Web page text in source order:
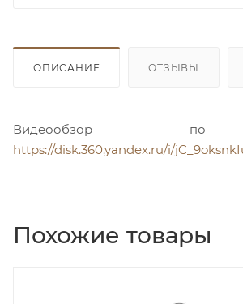
ОПИСАНИЕ ОТЗЫВЫ
Видеообзор по
https://disk.360.yandex.ru/i/
Похожие товары